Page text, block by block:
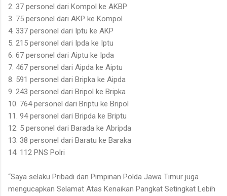
2. 37 personel dari Kompol ke AKBP
3. 75 personel dari AKP ke Kompol
4. 337 personel dari Iptu ke AKP
5. 215 personel dari Ipda ke Iptu
6. 67 personel dari Aiptu ke Ipda
7. 467 personel dari Aipda ke Aiptu
8. 591 personel dari Bripka ke Aipda
9. 243 personel dari Bripol ke Bripka
10. 764 personel dari Briptu ke Bripol
11. 94 personel dari Bripda ke Briptu
12. 5 personel dari Barada ke Abripda
13. 38 personel dari Baratu ke Baraka
14. 112 PNS Polri
“Saya selaku Pribadi dan Pimpinan Polda Jawa Timur juga
mengucapkan Selamat Atas Kenaikan Pangkat Setingkat Lebih